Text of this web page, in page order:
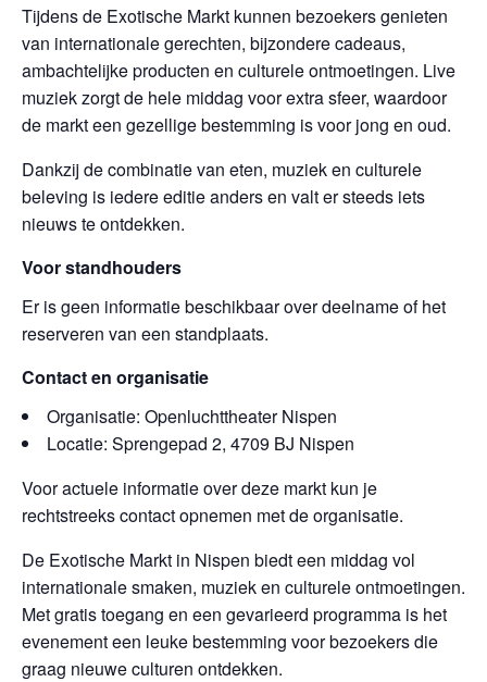
Tijdens de Exotische Markt kunnen bezoekers genieten
van internationale gerechten, bijzondere cadeaus,
ambachtelijke producten en culturele ontmoetingen. Live
muziek zorgt de hele middag voor extra sfeer, waardoor
de markt een gezellige bestemming is voor jong en oud.
Dankzij de combinatie van eten, muziek en culturele
beleving is iedere editie anders en valt er steeds iets
nieuws te ontdekken.
Voor standhouders
Er is geen informatie beschikbaar over deelname of het
reserveren van een standplaats.
Contact en organisatie
Organisatie: Openluchttheater Nispen
Locatie: Sprengepad 2, 4709 BJ Nispen
Voor actuele informatie over deze markt kun je
rechtstreeks contact opnemen met de organisatie.
De Exotische Markt in Nispen biedt een middag vol
internationale smaken, muziek en culturele ontmoetingen.
Met gratis toegang en een gevarieerd programma is het
evenement een leuke bestemming voor bezoekers die
graag nieuwe culturen ontdekken.